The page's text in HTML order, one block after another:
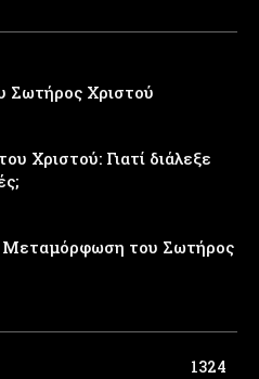
Χριστού
Χριστού: Γιατί διάλεξε
του Σωτήρος
1324